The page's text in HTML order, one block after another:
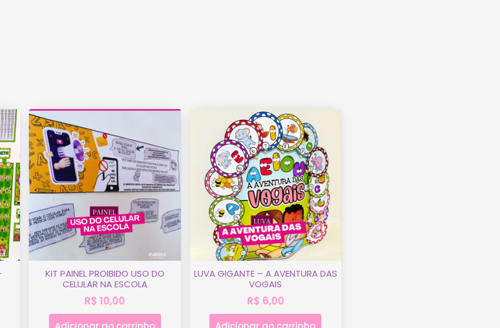
KIT PAINEL PROIBIDO USO DO
CELULAR NA ESCOLA
R$ 10,00
LUVA GIGANTE – A AVENTURA DAS
VOGAIS
R$ 6,00